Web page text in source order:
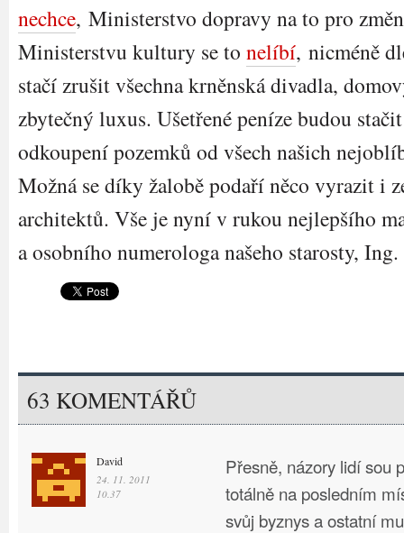
nechce, Ministerstvo dopravy na to pro
Ministerstvu kultury se to nelíbí, nicméně
stačí zrušit všechna krněnská divadla,
zbytečný luxus. Ušetřené peníze budou
odkoupení pozemků od všech našich
Možná se díky žalobě podaří něco vyrazit i
architektů. Vše je nyní v rukou nejlepšího
a osobního numerologa našeho starosty,
63 KOMENTÁŘŮ
David
24. 11. 2011
10.37
Přesně, názory lidí sou
totálně na posledním
svůj byznys a ostatní